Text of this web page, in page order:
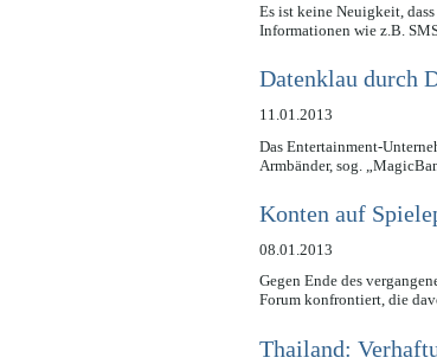
Es ist keine Neuigkeit,
Informationen wie z.B.
Datenklau durch
11.01.2013
Das Entertainment-
Armbänder, sog.
Konten auf
08.01.2013
Gegen Ende des
Forum konfrontiert, die
Thailand: